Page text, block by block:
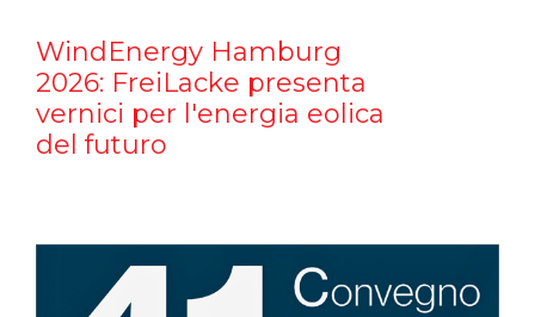
WindEnergy Hamburg
2026: FreiLacke presenta
vernici per l'energia eolica
del futuro